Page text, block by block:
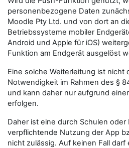
personenbezogene Daten
Moodle Pty Ltd. und von dort an
Betriebssysteme mobiler
Android und Apple für iOS)
Funktion am Endgerät ausgelöst
Eine solche Weiterleitung ist nicht
Notwendigkeit im Rahmen des §
und kann daher nur aufgrund
erfolgen.
Daher ist eine durch Schulen
verpflichtende Nutzung der App
nicht zulässig. Auf keinen Fall darf